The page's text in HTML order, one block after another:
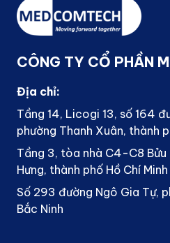
CÔNG TY CỔ PHẦN
Địa chỉ:
Tầng 14, Licogi 13, số 164
phường Thanh Xuân, thành
Tầng 3, tòa nhà C4-C8 Bửu
Hưng, thành phố Hồ Chí Minh
Số 293 đường Ngô Gia Tự,
Bắc Ninh